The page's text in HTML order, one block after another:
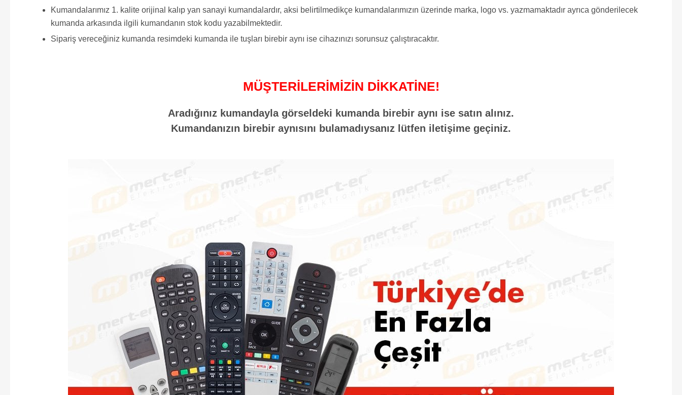
Kumandalarımız 1. kalite orijinal kalıp yan sanayi kumandalardır, aksi belirtilmedikçe kumandalarımızın üzerinde marka, logo vs. yazmamaktadır ayrıca gönderilecek
kumanda arkasında ilgili kumandanın stok kodu yazabilmektedir.
Sipariş vereceğiniz kumanda resimdeki kumanda ile tuşları birebir aynı ise cihazınızı sorunsuz çalıştıracaktır.
MÜŞTERİLERİMİZİN DİKKATİNE!
Aradığınız kumandayla görseldeki kumanda birebir aynı ise satın alınız.
Kumandanızın birebir aynısını bulamadıysanız lütfen iletişime geçiniz.